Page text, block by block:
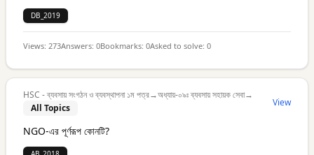
DB_2019
Views: 273Answers: 0Bookmarks: 0Asked to solve: 0
HSC - ব্যবসায় সংগঠন ও ব্যবস্থাপনা ১ম পত্র→অধ্যায়-০৯ঃ ব্যবসায় সহায়ক সেবা→
All Topics
View
NGO-এর পূর্ণরূপ কোনটি?